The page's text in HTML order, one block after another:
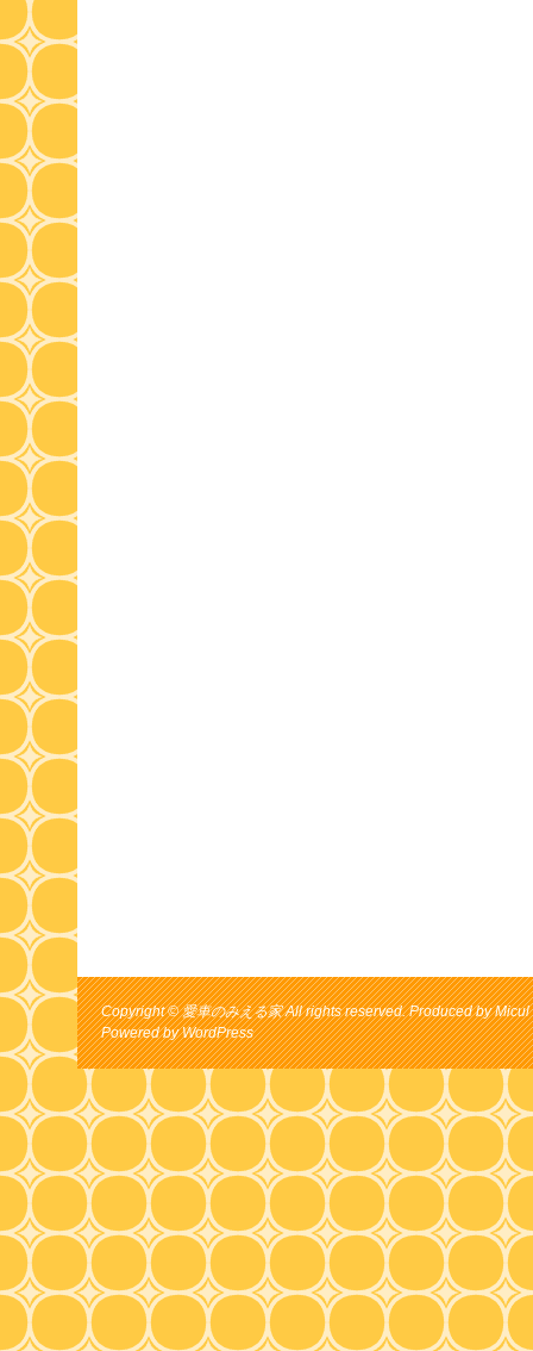
Copyright © 愛車のみえる家 All rights reserved. Produced by Micul
Powered byWordPress